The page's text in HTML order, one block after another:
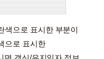
색으로 표시한 부분이
으로 표시한